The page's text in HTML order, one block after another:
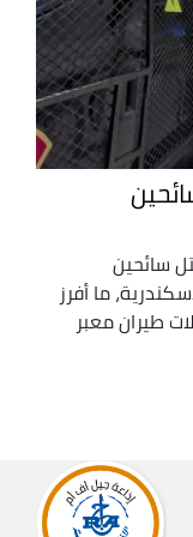
سائحين
ما أفرز
طيران معبر